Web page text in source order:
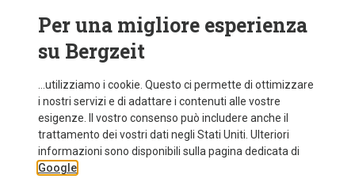
Taglie
Black Diamond
Pantaloncini Sequence donna
S M
Per una migliore esperienza
su Bergzeit
...utilizziamo i cookie. Questo ci permette di ottimizzare
i nostri servizi e di adattare i contenuti alle vostre
esigenze. Il vostro consenso può includere anche il
trattamento dei vostri dati negli Stati Uniti. Ulteriori
informazioni sono disponibili sulla pagina dedicata di
Google